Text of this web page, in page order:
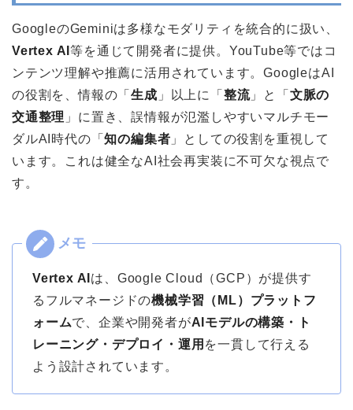
GoogleのGeminiは多様なモダリティを統合的に扱い、
Vertex AI等を通じて開発者に提供。YouTube等ではコ
ンテンツ理解や推薦に活用されています。GoogleはAI
の役割を、情報の「生成 」以上に「 整流」と「 文脈の
交通整理 」に置き、誤情報が氾濫しやすいマルチモー
ダルAI時代の「知の編集者 」としての役割を重視して
います。これは健全なAI社会再実装に不可欠な視点で
す。
Vertex AI は、Google Cloud（GCP）が提供す
るフルマネージドの機械学習（ML）プラットフ
ォームで、企業や開発者がAIモデルの構築・ト
レーニング・デプロイ・運用 を一貫して行える
よう設計されています。